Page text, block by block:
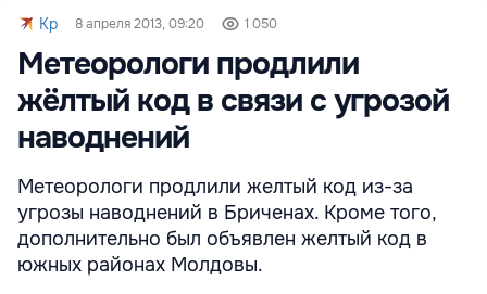
Kp 8 апреля 2013, 09:20 1 050
Метеорологи продлили
жёлтый код в связи с угрозой
наводнений
Метеорологи продлили желтый код из-за
угрозы наводнений в Бриченах. Кроме того,
дополнительно был объявлен желтый код в
южных районах Молдовы.